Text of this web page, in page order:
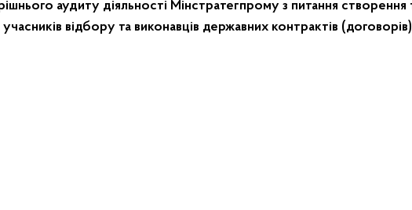
аудиту діяльності Мінстратегпрому з питання
учасників відбору та виконавців державних контрактів (договорів)